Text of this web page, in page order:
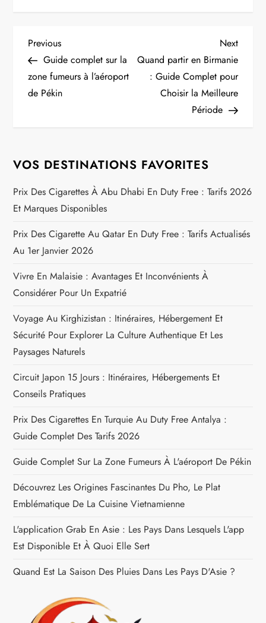
N
a
v
g
a
t
i
o
n
d
e
l
’
a
r
t
i
c
l
e
Previous
Post
Previous
Guide complet sur la
zone fumeurs à l’aéroport
de Pékin
Next
Post
Next
Quand partir en Birmanie
: Guide Complet pour
Choisir la Meilleure
Période
VOS DESTINATIONS FAVORITES
Prix Des Cigarettes À Abu Dhabi En Duty Free : Tarifs 2026
Et Marques Disponibles
Prix Des Cigarette Au Qatar En Duty Free : Tarifs Actualisés
Au 1er Janvier 2026
Vivre En Malaisie : Avantages Et Inconvénients À
Considérer Pour Un Expatrié
Voyage Au Kirghizistan : Itinéraires, Hébergement Et
Sécurité Pour Explorer La Culture Authentique Et Les
Paysages Naturels
Circuit Japon 15 Jours : Itinéraires, Hébergements Et
Conseils Pratiques
Prix Des Cigarettes En Turquie Au Duty Free Antalya :
Guide Complet Des Tarifs 2026
Guide Complet Sur La Zone Fumeurs À L'aéroport De Pékin
Découvrez Les Origines Fascinantes Du Pho, Le Plat
Emblématique De La Cuisine Vietnamienne
L'application Grab En Asie : Les Pays Dans Lesquels L'app
Est Disponible Et À Quoi Elle Sert
Quand Est La Saison Des Pluies Dans Les Pays D'Asie ?